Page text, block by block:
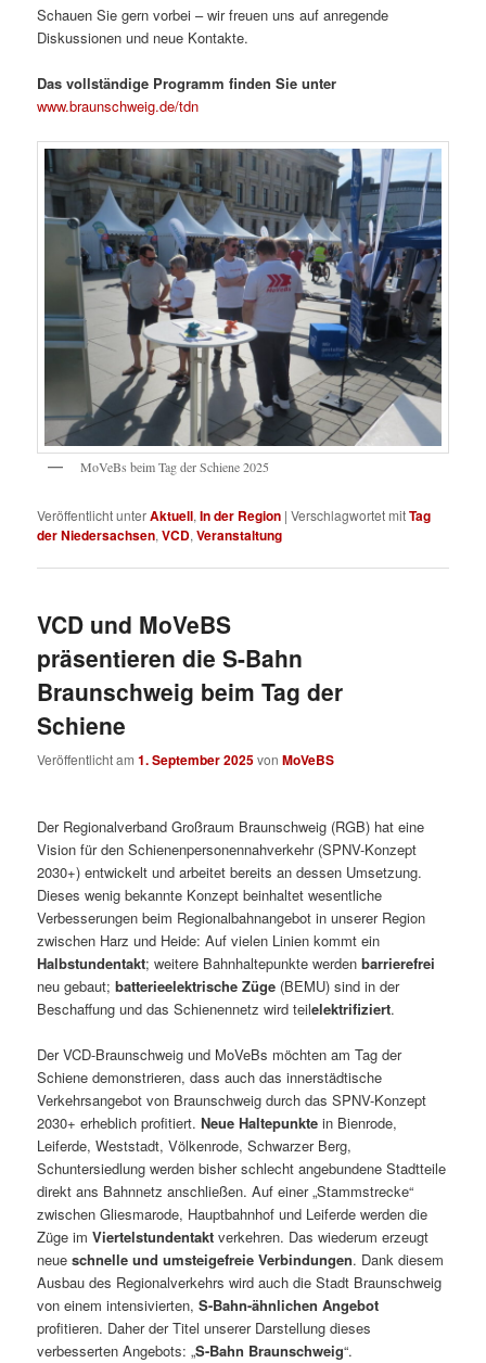
Schauen Sie gern vorbei – wir freuen uns auf anregende
Diskussionen und neue Kontakte.
Das vollständige Programm finden Sie unter
www.braunschweig.de/tdn
MoVeBs beim Tag der Schiene 2025
Veröffentlicht unterAktuell,In der Region |Verschlagwortet mitTag
der Niedersachsen,VCD,Veranstaltung
VCD und MoVeBS
präsentieren die S-Bahn
Braunschweig beim Tag der
Schiene
Veröffentlicht am1. September 2025vonMoVeBS
Der Regionalverband Großraum Braunschweig (RGB) hat eine
Vision für den Schienenpersonennahverkehr (SPNV-Konzept
2030+) entwickelt und arbeitet bereits an dessen Umsetzung.
Dieses wenig bekannte Konzept beinhaltet wesentliche
Verbesserungen beim Regionalbahnangebot in unserer Region
zwischen Harz und Heide: Auf vielen Linien kommt ein
Halbstundentakt; weitere Bahnhaltepunkte werdenbarrierefrei
neu gebaut;batterieelektrische Züge (BEMU) sind in der
Beschaffung und das Schienennetz wird teilelektrifiziert.
Der VCD-Braunschweig und MoVeBs möchten am Tag der
Schiene demonstrieren, dass auch das innerstädtische
Verkehrsangebot von Braunschweig durch das SPNV-Konzept
2030+ erheblich profitiert.Neue Haltepunkte in Bienrode,
Leiferde, Weststadt, Völkenrode, Schwarzer Berg,
Schuntersiedlung werden bisher schlecht angebundene Stadtteile
direkt ans Bahnnetz anschließen. Auf einer „Stammstrecke“
zwischen Gliesmarode, Hauptbahnhof und Leiferde werden die
Züge imViertelstundentakt verkehren. Das wiederum erzeugt
neueschnelle und umsteigefreie Verbindungen. Dank diesem
Ausbau des Regionalverkehrs wird auch die Stadt Braunschweig
von einem intensivierten,S-Bahn-ähnlichen Angebot
profitieren. Daher der Titel unserer Darstellung dieses
verbesserten Angebots: „S-Bahn Braunschweig“.